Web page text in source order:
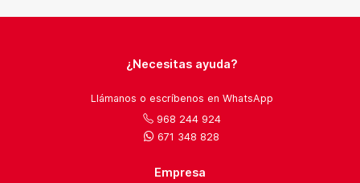
¿Necesitas ayuda?
Llámanos o escríbenos en WhatsApp
968 244 924
671 348 828
Empresa